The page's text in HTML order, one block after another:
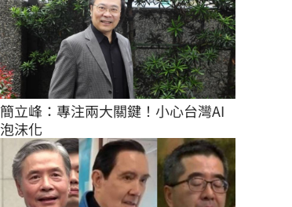
簡立峰：專注兩大關鍵！小心台灣AI
泡沫化